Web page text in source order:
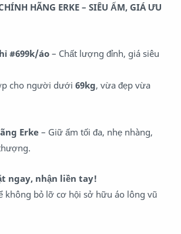
HÃNG ERKE – SIÊU ẤM, GIÁ ƯU
#699k/áo– Chất lượng đỉnh, giá siêu
cho người dưới 69kg, vừa đẹp vừa
Erke – Giữ ấm tối đa, nhẹ nhàng,
ngay, nhận liền tay!
không bỏ lỡ cơ hội sở hữu áo lông vũ